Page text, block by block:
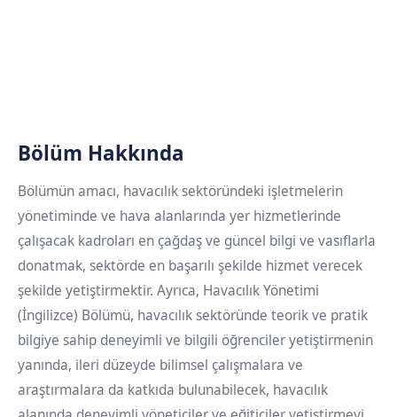
Bölüm Hakkında
Bölümün amacı, havacılık sektöründeki işletmelerin
yönetiminde ve hava alanlarında yer hizmetlerinde
çalışacak kadroları en çağdaş ve güncel bilgi ve vasıflarla
donatmak, sektörde en başarılı şekilde hizmet verecek
şekilde yetiştirmektir. Ayrıca, Havacılık Yönetimi
(İngilizce) Bölümü, havacılık sektöründe teorik ve pratik
bilgiye sahip deneyimli ve bilgili öğrenciler yetiştirmenin
yanında, ileri düzeyde bilimsel çalışmalara ve
araştırmalara da katkıda bulunabilecek, havacılık